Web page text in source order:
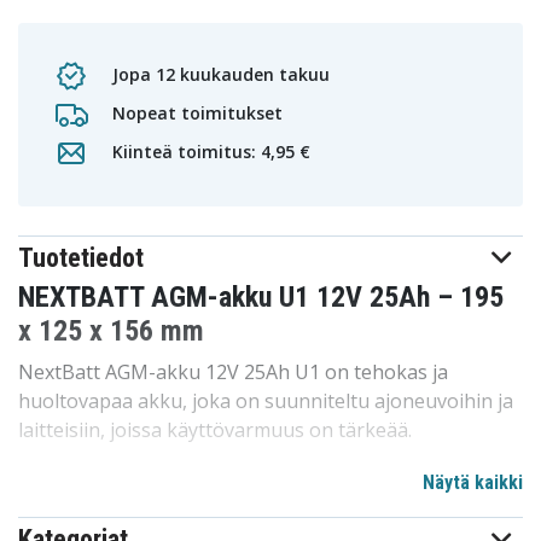
Jopa 12 kuukauden takuu
Nopeat toimitukset
Kiinteä toimitus: 4,95 €
Tuotetiedot
NEXTBATT AGM-akku U1 12V 25Ah – 195
x 125 x 156 mm
NextBatt AGM-akku 12V 25Ah U1 on tehokas ja
huoltovapaa akku, joka on suunniteltu ajoneuvoihin ja
laitteisiin, joissa käyttövarmuus on tärkeää.
Näytä kaikki